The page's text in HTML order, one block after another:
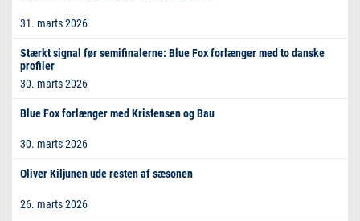
31. marts 2026
Stærkt signal før semifinalerne: Blue Fox forlænger med to danske
profiler
30. marts 2026
Blue Fox forlænger med Kristensen og Bau
30. marts 2026
Oliver Kiljunen ude resten af sæsonen
26. marts 2026